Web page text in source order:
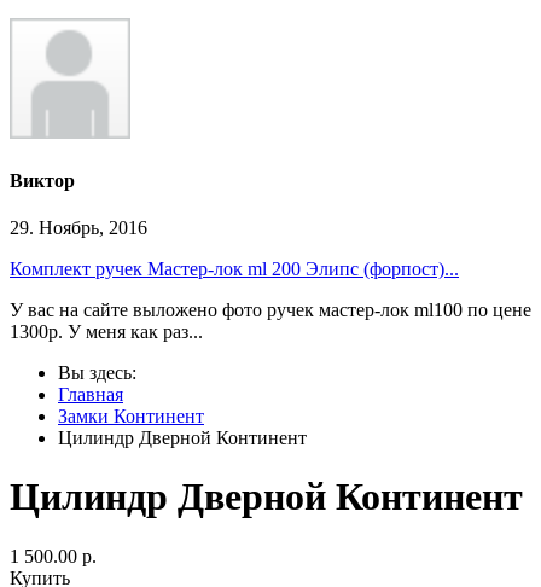
Виктор
29. Ноябрь, 2016
Комплект ручек Мастер-лок ml 200 Элипс (форпост)...
У вас на сайте выложено фото ручек мастер-лок ml100 по цене
1300р. У меня как раз...
Вы здесь:
Главная
Замки Континент
Цилиндр Дверной Континент
Цилиндр Дверной Континент
1 500.00 р.
Купить